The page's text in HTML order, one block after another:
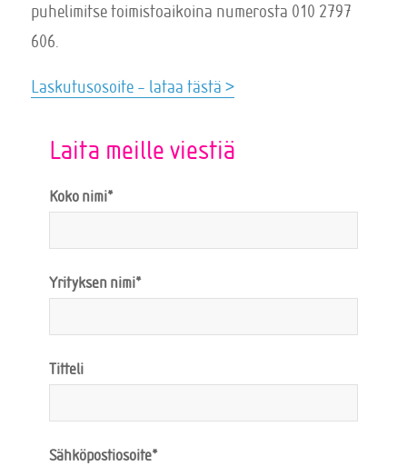
puhelimitse toimistoaikoina numerosta 010 2797
606.
Laskutusosoite – lataa tästä >
Laita meille viestiä
Koko nimi*
Yrityksen nimi*
Titteli
Sähköpostiosoite*